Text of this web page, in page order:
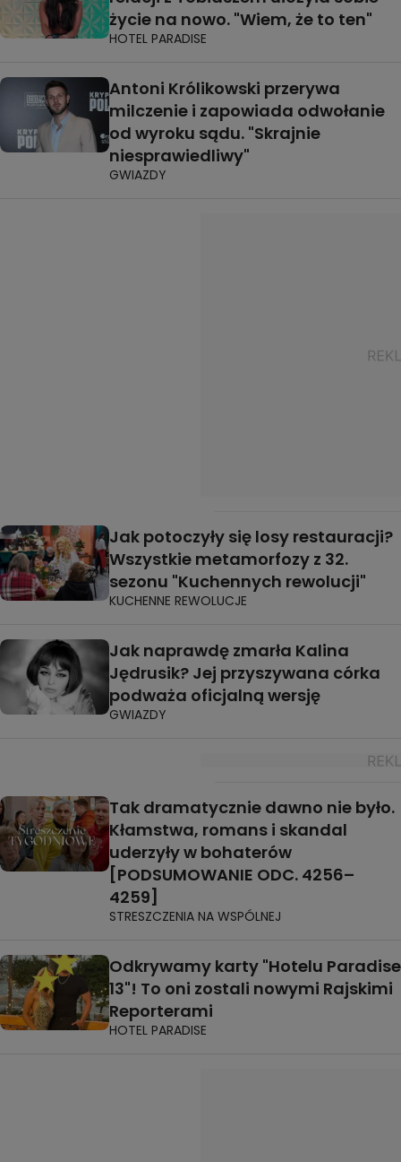
życie na nowo. "Wiem, że to ten"
HOTEL PARADISE
Antoni Królikowski przerywa
milczenie i zapowiada odwołanie
od wyroku sądu. "Skrajnie
niesprawiedliwy"
GWIAZDY
Jak potoczyły się losy restauracji?
Wszystkie metamorfozy z 32.
sezonu "Kuchennych rewolucji"
KUCHENNE REWOLUCJE
Jak naprawdę zmarła Kalina
Jędrusik? Jej przyszywana córka
podważa oficjalną wersję
GWIAZDY
Tak dramatycznie dawno nie było.
Kłamstwa, romans i skandal
uderzyły w bohaterów
[PODSUMOWANIE ODC. 4256–
4259]
STRESZCZENIA NA WSPÓLNEJ
Odkrywamy karty "Hotelu Paradise
13"! To oni zostali nowymi Rajskimi
Reporterami
HOTEL PARADISE